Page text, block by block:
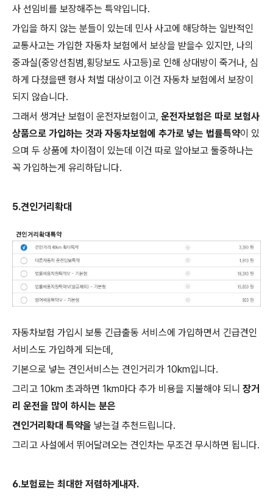
사 선임비를 보장해주는 특약입니다.
가입을 하지 않는 분들이 있는데 민사 사고에 해당하는 일반적인
교통사고는 가입한 자동차 보험에서 보상을 받을수 있지만, 나의
중과실(중앙선침범,횡당보도 사고등)로 인해 상대방이 죽거나, 심
하게 다쳤을땐 형사 처벌 대상이고 이건 자동차 보험에서 보장이
되지 않습니다.
그래서 생겨난 보험이 운전자보험이고, 운전자보험은 따로 보험사
상품으로 가입하는 것과 자동차보험에 추가로 넣는 법률특약이 있
으며 두 상품에 차이점이 있는데 이건 따로 알아보고 둘중하나는
꼭 가입하는게 유리하답니다.
5.견인거리확대
자동차보험 가입시 보통 긴급출동 서비스에 가입하면서 긴급견인
서비스도 가입하게 되는데,
기본으로 넣는 견인서비스는 견인거리가 10km입니다.
그리고 10km 초과하면 1km마다 추가 비용을 지불해야 되니 장거
리 운전을 많이 하시는 분은
견인거리확대 특약을 넣는걸 추천드립니다.
그리고 사설에서 뛰어달려오는 견인차는 무조건 무시하면 됩니다.
6.보험료는 최대한 저렴하게내자.